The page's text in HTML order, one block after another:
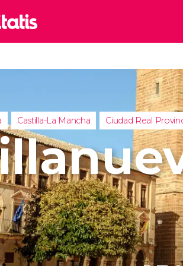
Italia
Reino
Reino
Turquía
Castilla-La Mancha Ciudad Real